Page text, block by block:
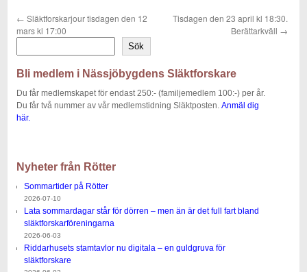
← Släktforskarjour tisdagen den 12
mars kl 17:00
Tisdagen den 23 april kl 18:30.
Berättarkväll →
Sök
Bli medlem i Nässjöbygdens Släktforskare
Du får medlemskapet för endast 250:- (familjemedlem 100:-) per år.
Du får två nummer av vår medlemstidning Släktposten. Anmäl dig
här.
Nyheter från Rötter
Sommartider på Rötter
2026-07-10
Lata sommardagar står för dörren – men än är det full fart bland
släktforskarföreningarna
2026-06-03
Riddarhusets stamtavlor nu digitala – en guldgruva för
släktforskare